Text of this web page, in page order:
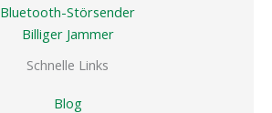
Bluetooth-Störsender
Billiger Jammer
Schnelle Links
Blog